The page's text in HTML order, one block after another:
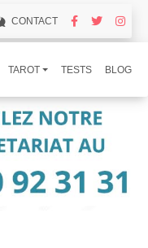
CONTACT
TAROT TESTS BLOG